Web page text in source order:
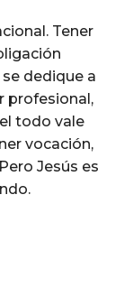
Tener
dedique a
profesional,
todo vale
vocación,
Jesús es